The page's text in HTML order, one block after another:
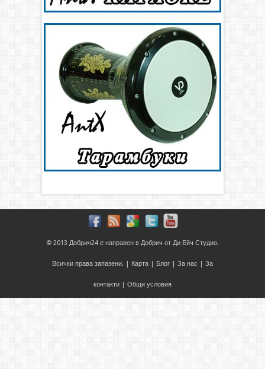
© 2013 Добрич24 е направен в Добрич от Ди Ейч Студио.
Всички права запазени. | Карта | Блог | За нас | За
контакти | Общи условия